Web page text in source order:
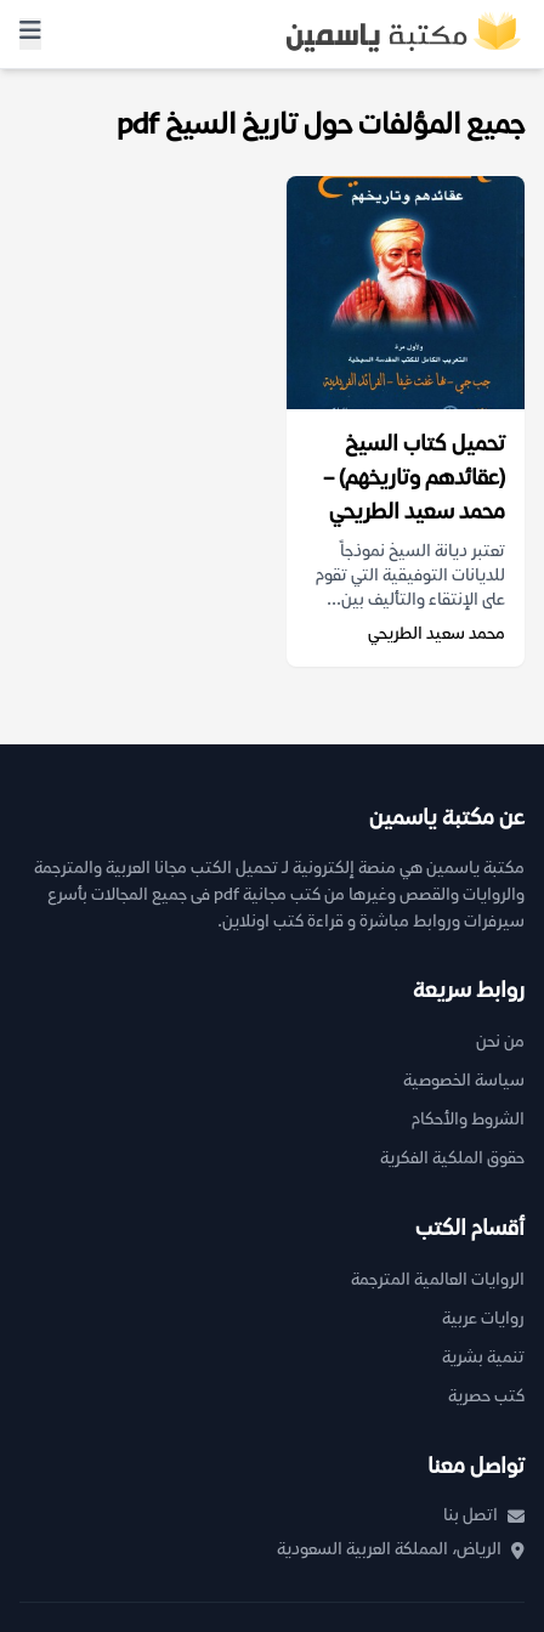
جميع المؤلفات حول تاريخ السيخ pdf
تحميل كتاب السيخ
(عقائدهم وتاريخهم) –
محمد سعيد الطريحي
تعتبر ديانة السيخ نموذجاً
للديانات التوفيقية التي تقوم
على الإنتقاء والتأليف بين...
محمد سعيد الطريحي
عن مكتبة ياسمين
مكتبة ياسمين هي منصة إلكترونية لـ تحميل الكتب مجانا العربية والمترجمة
والروايات والقصص وغيرها من كتب مجانية pdf فى جميع المجالات بأسرع
سيرفرات وروابط مباشرة و قراءة كتب اونلاين.
روابط سريعة
من نحن
سياسة الخصوصية
الشروط والأحكام
حقوق الملكية الفكرية
أقسام الكتب
الروايات العالمية المترجمة
روايات عربية
تنمية بشرية
كتب حصرية
تواصل معنا
اتصل بنا
الرياض، المملكة العربية السعودية